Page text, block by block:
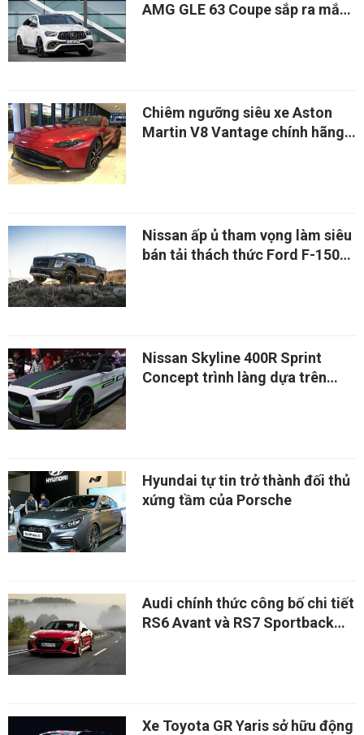
AMG GLE 63 Coupe sắp ra mắt
Chiêm ngưỡng siêu xe Aston
Martin V8 Vantage chính hãng
Nissan ấp ủ tham vọng làm siêu
bán tải thách thức Ford F-150
Nissan Skyline 400R Sprint
Concept trình làng dựa trên
Hyundai tự tin trở thành đối thủ
xứng tầm của Porsche
Audi chính thức công bố chi tiết
RS6 Avant và RS7 Sportback
Xe Toyota GR Yaris sở hữu động